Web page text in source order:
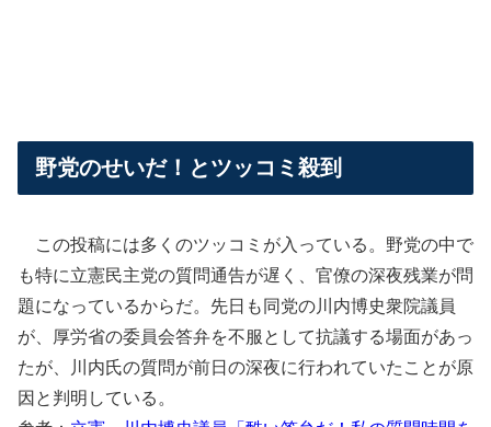
野党のせいだ！とツッコミ殺到
この投稿には多くのツッコミが入っている。野党の中で
も特に立憲民主党の質問通告が遅く、官僚の深夜残業が問
題になっているからだ。先日も同党の川内博史衆院議員
が、厚労省の委員会答弁を不服として抗議する場面があっ
たが、川内氏の質問が前日の深夜に行われていたことが原
因と判明している。